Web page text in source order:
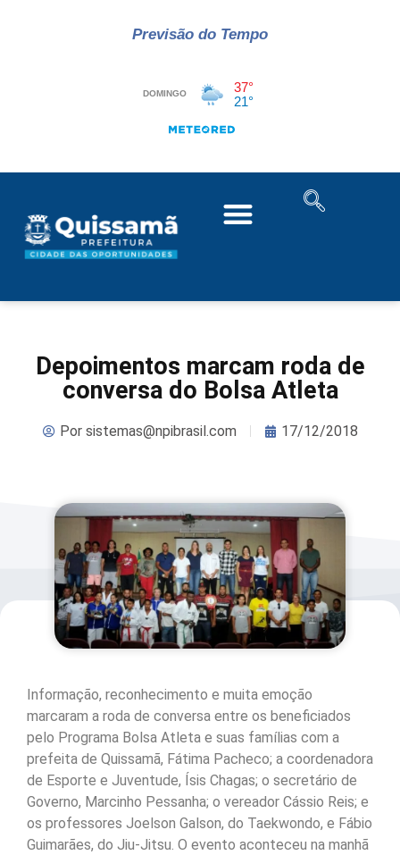
Previsão do Tempo
Depoimentos marcam roda de
conversa do Bolsa Atleta
Porsistemas@npibrasil.com 17/12/2018
Informação, reconhecimento e muita emoção
marcaram a roda de conversa entre os beneficiados
pelo Programa Bolsa Atleta e suas famílias com a
prefeita de Quissamã, Fátima Pacheco; a coordenadora
de Esporte e Juventude, Ísis Chagas; o secretário de
Governo, Marcinho Pessanha; o vereador Cássio Reis; e
os professores Joelson Galson, do Taekwondo, e Fábio
Guimarães, do Jiu-Jitsu. O evento aconteceu na manhã